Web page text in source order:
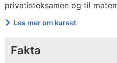
privatisteksamen og til
Les mer om kurset
Fakta